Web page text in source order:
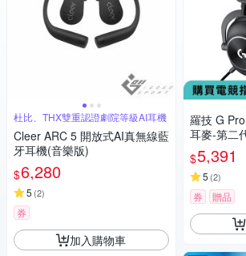
杜比、THX雙重認證劇院等級AI耳機
Cleer ARC 5 開放式AI真無線藍
牙耳機(音樂版)
$6,280
5 (2)
券
加入購物車
羅技 G
耳麥-第二
$5,391
5 (2)
券 贈品